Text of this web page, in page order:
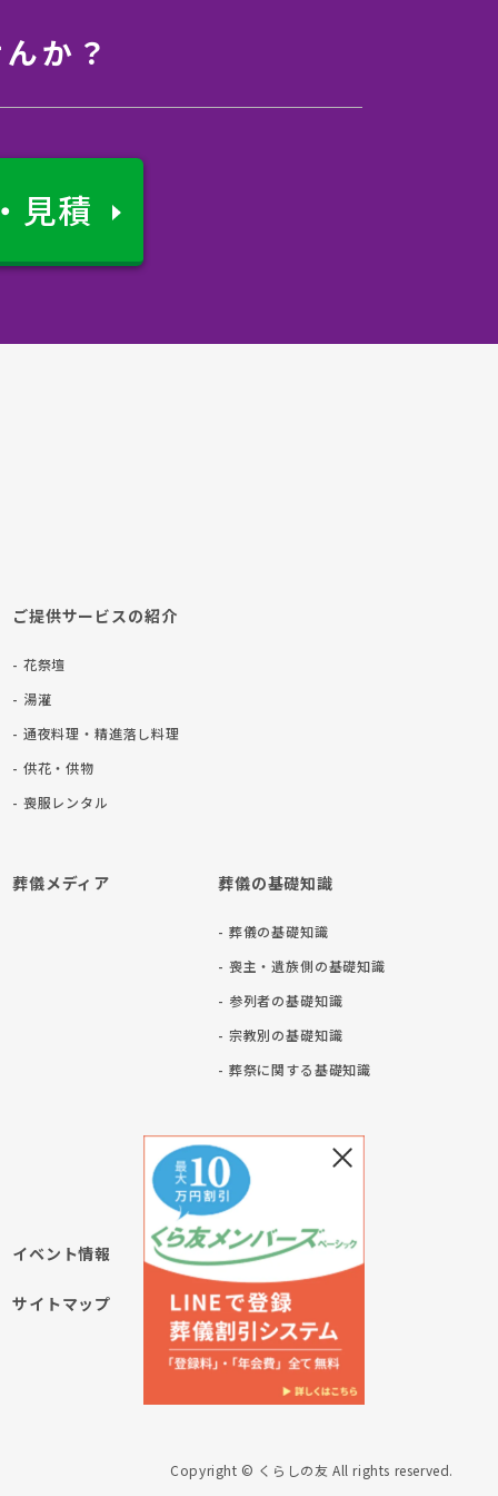
か？
見積
ご提供サービスの紹介
- 花祭壇
- 湯灌
- 通夜料理・精進落し料理
- 供花・供物
- 喪服レンタル
葬儀メディア 葬儀の基礎知識
- 葬儀の基礎知識
- 喪主・遺族側の基礎知識
- 参列者の基礎知識
- 宗教別の基礎知識
- 葬祭に関する基礎知識
イベント情報
サイトマップ
Copyright © くらしの友 All rights reserved.